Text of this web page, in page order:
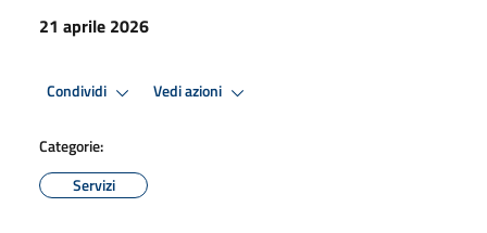
21 aprile 2026
Condividi Vedi azioni
Categorie:
Servizi